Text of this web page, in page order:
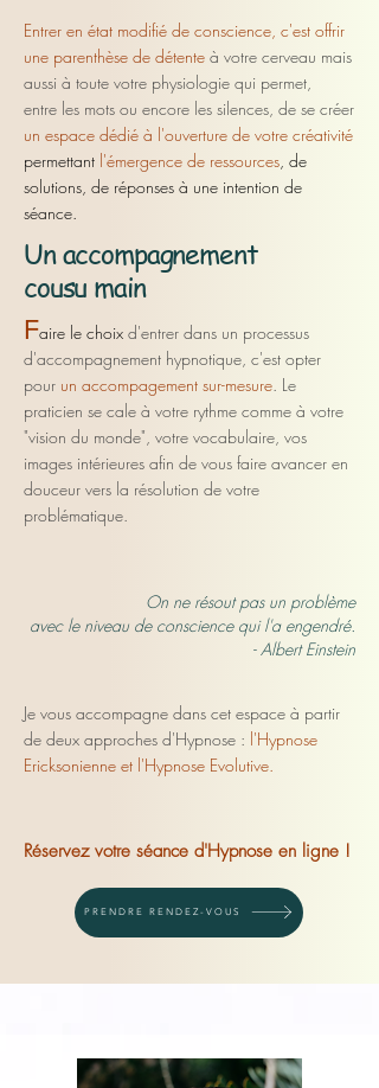
Entrer en état modifié de conscience, c'est offrir
une parenthèse de détente à votre cerveau mais
aussi à toute votre physiologie qui permet,
entre les mots ou encore les silences, de se créer
un espace dédié à l'ouverture de votre créativité
permettant l'émergence de ressources , de
solutions, de réponses à une intention de
séance.
Un accompagnement
cousu main
Faire le choix d'entrer dans un processus
d'accompagnement hypnotique, c'est opter
pour un accompagement sur-mesure . Le
praticien se cale à votre rythme comme à votre
"vision du monde", votre vocabulaire, vos
images intérieures afin de vous faire avancer en
douceur vers la résolution de votre
problématique.
On ne résout pas un problème
avec le niveau de conscience qui l'a engendré.
- Albert Einstein
Je vous accompagne dans cet espace à partir
de deux approches d'Hypnose : l'Hypnose
Ericksonienne et l'Hypnose Evolutive.
Réservez votre séance d'Hypnose en ligne !
PRENDRE RENDEZ-VOUS